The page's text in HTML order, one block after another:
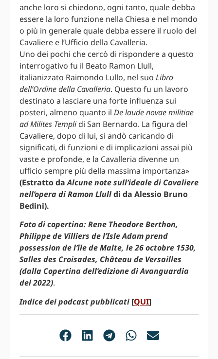
anche loro si chiedono, ogni tanto, quale debba
essere la loro funzione nella Chiesa e nel mondo
o più in generale quale debba essere il ruolo del
Cavaliere e l’Ufficio della Cavalleria.
Uno dei pochi che cercò di rispondere a questo
interrogativo fu il Beato Ramon Llull,
italianizzato Raimondo Lullo, nel suo Libro
dell’Ordine della Cavalleria. Questo fu un lavoro
destinato a lasciare una forte influenza sui
posteri, almeno quanto il De laude novae militiae
ad Milites Templidi San Bernardo. La figura del
Cavaliere, dopo di lui, si andò caricando di
significati, di funzioni e di implicazioni assai più
vaste e profonde, e la Cavalleria divenne un
ufficio sempre più della massima importanza»
(Estratto daAlcune note sull’ideale di Cavaliere
nell’opera di Ramon Llulldi da Alessio Bruno
Bedini).
Foto di copertina: Rene Theodore Berthon,
Philippe de Villiers de l’Isle Adam prend
possession de l’île de Malte, le 26 octobre 1530,
Salles des Croisades, Château de Versailles
(dalla Copertina dell’edizione di Avanguardia
del 2022).
Indice dei podcast pubblicati [QUI]